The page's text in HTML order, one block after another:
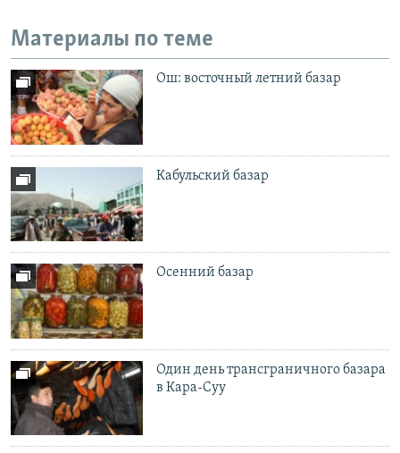
Материалы по теме
Ош: восточный летний базар
Кабульский базар
Осенний базар
Один день трансграничного базара
в Кара-Суу